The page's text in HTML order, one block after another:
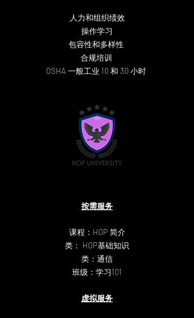
人力和组织绩效
操作学习
包容性和多样性
合规培训
OSHA 一般工业 10 和 30 小时
按需服务
课程：HOP 简介
类： HOP基础知识
类：通信
班级：学习101
虚拟服务